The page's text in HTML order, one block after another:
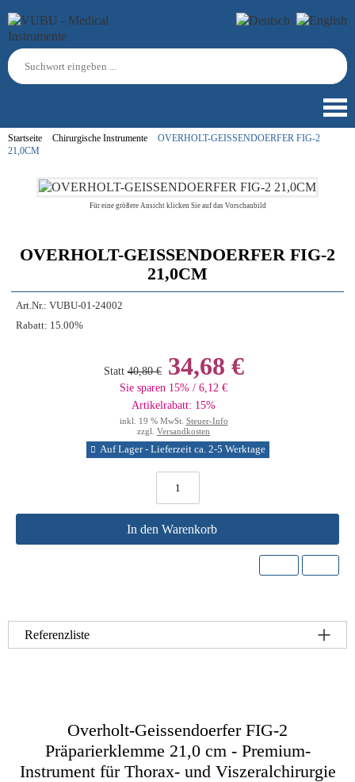
Startseite Chirurgische Instrumente
OVERHOLT-GEISSENDOERFER FIG-2
21,0CM
Für eine größere Ansicht klicken Sie auf das Vorschaubild
OVERHOLT-GEISSENDOERFER FIG-2
21,0CM
Art.Nr.: VUBU-01-24002
Rabatt: 15.00%
Statt 40,80 €34,68 €
Sie sparen 15% / 6,12 €
Artikelrabatt: 15%
inkl. 19 % MwSt. Steuer-Info
zzgl. Versandkosten
Auf Lager - Lieferzeit ca. 2-5 Werktage
In den Warenkorb
Referenzliste
Overholt-Geissendoerfer FIG-2
Präparierklemme 21,0 cm - Premium-
Instrument für Thorax- und Viszeralchirurgie